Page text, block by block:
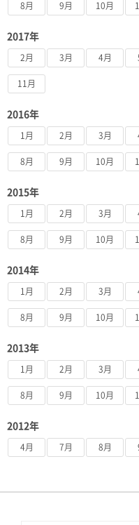
8月 9月 10月
2017年
2月 3月 4月
11月
2016年
1月 2月 3月
8月 9月 10月
2015年
1月 2月 3月
8月 9月 10月
2014年
1月 2月 3月
8月 9月 10月
2013年
1月 2月 3月
8月 9月 10月
2012年
4月 7月 8月